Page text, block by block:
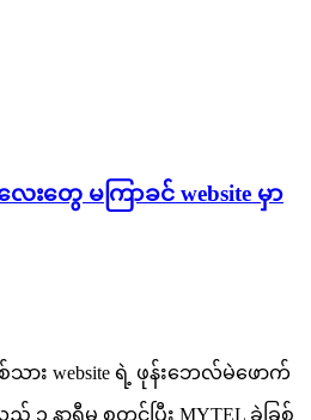
းတွေ မကြာခင် website မှာ
သား website ရဲ့ ဖုန်းဘေလ်မဲဖောက်
၁ နာရီမှ စတင်ပြီး MYTEL ခဲခြစ်